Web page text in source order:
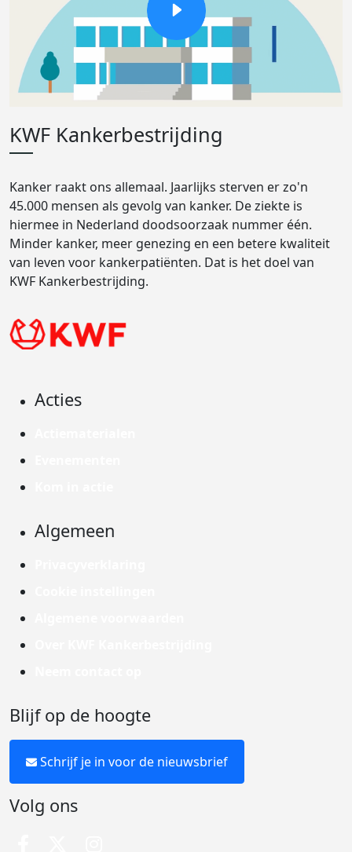
KWF Kankerbestrijding
Kanker raakt ons allemaal. Jaarlijks sterven er zo'n
45.000 mensen als gevolg van kanker. De ziekte is
hiermee in Nederland doodsoorzaak nummer één.
Minder kanker, meer genezing en een betere kwaliteit
van leven voor kankerpatiënten. Dat is het doel van
KWF Kankerbestrijding.
Acties
Algemeen
Blijf op de hoogte
Schrijf je in voor de nieuwsbrief
Volg ons